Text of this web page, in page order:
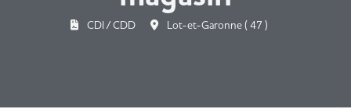
CDI / CDD Lot-et-Garonne ( 47 )